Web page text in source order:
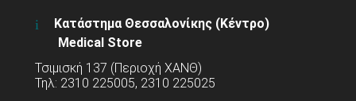
Κατάστημα Θεσσαλονίκης (Κέντρο)
Medical Store
Τσιμισκή 137 (Περιοχή ΧΑΝΘ)
Τηλ: 2310 225005, 2310 225025